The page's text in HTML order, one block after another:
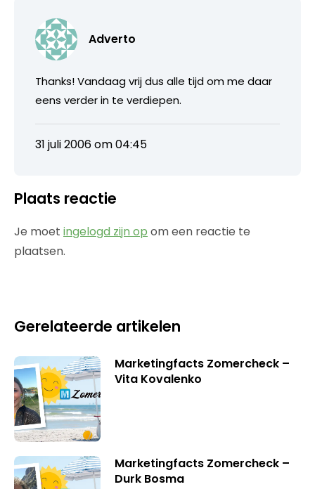
Adverto
Thanks! Vandaag vrij dus alle tijd om me daar
eens verder in te verdiepen.
31 juli 2006 om 04:45
Plaats reactie
Je moet ingelogd zijn op om een reactie te
plaatsen.
Gerelateerde artikelen
Marketingfacts Zomercheck –
Vita Kovalenko
Marketingfacts Zomercheck –
Durk Bosma